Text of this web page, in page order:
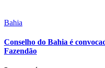
Bahia
Conselho do Bahia é
Fazendão